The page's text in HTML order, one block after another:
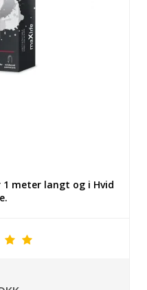
1 meter langt og i Hvid